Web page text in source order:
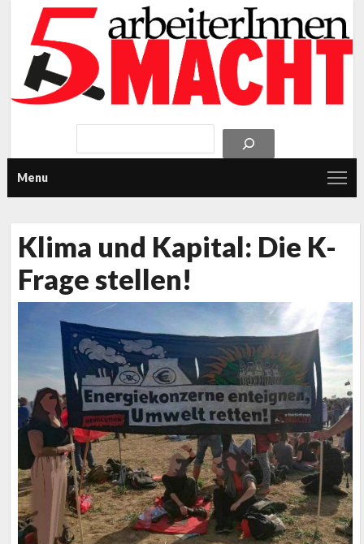
Menu
Klima und Kapital: Die K-
Frage stellen!